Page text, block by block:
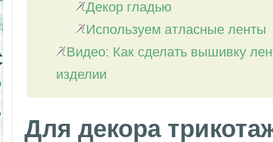
Декор гладью
Используем атласные ленты
Видео: Как сделать вышивку
изделии
Для декора